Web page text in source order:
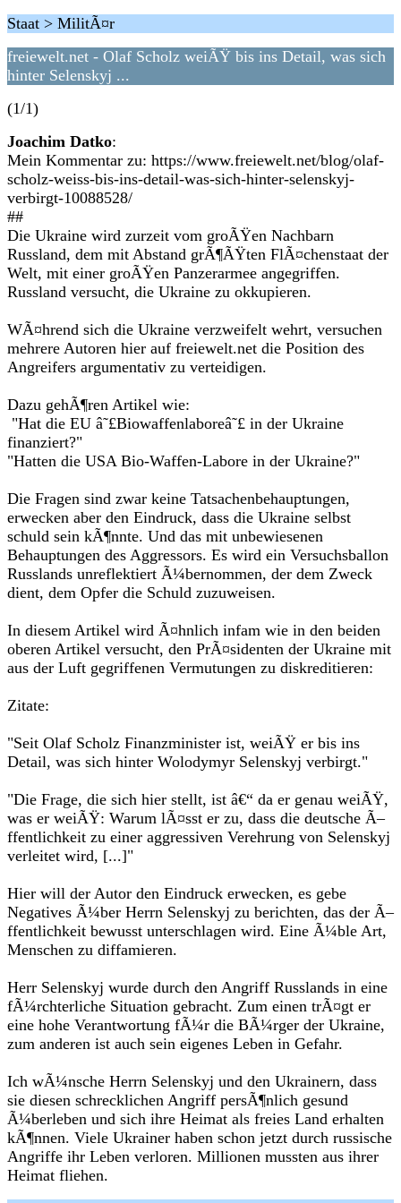
Staat > MilitÃ¤r
freiewelt.net - Olaf Scholz weiÃŸ bis ins Detail, was sich
hinter Selenskyj ...
(1/1)
Joachim Datko:
Mein Kommentar zu: https://www.freiewelt.net/blog/olaf-
scholz-weiss-bis-ins-detail-was-sich-hinter-selenskyj-
verbirgt-10088528/
##
Die Ukraine wird zurzeit vom groÃŸen Nachbarn
Russland, dem mit Abstand grÃ¶ÃŸten FlÃ¤chenstaat der
Welt, mit einer groÃŸen Panzerarmee angegriffen.
Russland versucht, die Ukraine zu okkupieren.
WÃ¤hrend sich die Ukraine verzweifelt wehrt, versuchen
mehrere Autoren hier auf freiewelt.net die Position des
Angreifers argumentativ zu verteidigen.
Dazu gehÃ¶ren Artikel wie:
"Hat die EU â˜£Biowaffenlaboreâ˜£ in der Ukraine
finanziert?"
"Hatten die USA Bio-Waffen-Labore in der Ukraine?"
Die Fragen sind zwar keine Tatsachenbehauptungen,
erwecken aber den Eindruck, dass die Ukraine selbst
schuld sein kÃ¶nnte. Und das mit unbewiesenen
Behauptungen des Aggressors. Es wird ein Versuchsballon
Russlands unreflektiert Ã¼bernommen, der dem Zweck
dient, dem Opfer die Schuld zuzuweisen.
In diesem Artikel wird Ã¤hnlich infam wie in den beiden
oberen Artikel versucht, den PrÃ¤sidenten der Ukraine mit
aus der Luft gegriffenen Vermutungen zu diskreditieren:
Zitate:
"Seit Olaf Scholz Finanzminister ist, weiÃŸ er bis ins
Detail, was sich hinter Wolodymyr Selenskyj verbirgt."
"Die Frage, die sich hier stellt, ist â€“ da er genau weiÃŸ,
was er weiÃŸ: Warum lÃ¤sst er zu, dass die deutsche Ã–
ffentlichkeit zu einer aggressiven Verehrung von Selenskyj
verleitet wird, [...]"
Hier will der Autor den Eindruck erwecken, es gebe
Negatives Ã¼ber Herrn Selenskyj zu berichten, das der Ã–
ffentlichkeit bewusst unterschlagen wird. Eine Ã¼ble Art,
Menschen zu diffamieren.
Herr Selenskyj wurde durch den Angriff Russlands in eine
fÃ¼rchterliche Situation gebracht. Zum einen trÃ¤gt er
eine hohe Verantwortung fÃ¼r die BÃ¼rger der Ukraine,
zum anderen ist auch sein eigenes Leben in Gefahr.
Ich wÃ¼nsche Herrn Selenskyj und den Ukrainern, dass
sie diesen schrecklichen Angriff persÃ¶nlich gesund
Ã¼berleben und sich ihre Heimat als freies Land erhalten
kÃ¶nnen. Viele Ukrainer haben schon jetzt durch russische
Angriffe ihr Leben verloren. Millionen mussten aus ihrer
Heimat fliehen.